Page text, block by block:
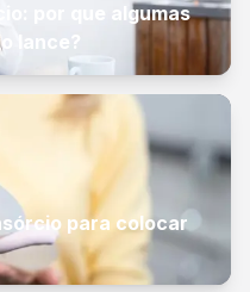
por que algumas
lance?
para colocar